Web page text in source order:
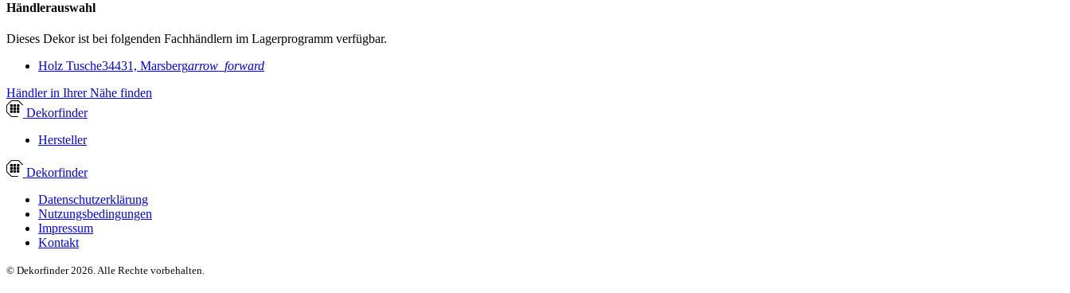
Händlerauswahl
Dieses Dekor ist bei folgenden Fachhändlern im Lagerprogramm verfügbar.
Holz Tusche34431, Marsbergarrow_forward
Händler in Ihrer Nähe finden
Dekorfinder
Hersteller
Dekorfinder
Datenschutzerklärung
Nutzungsbedingungen
Impressum
Kontakt
© Dekorfinder 2026. Alle Rechte vorbehalten.